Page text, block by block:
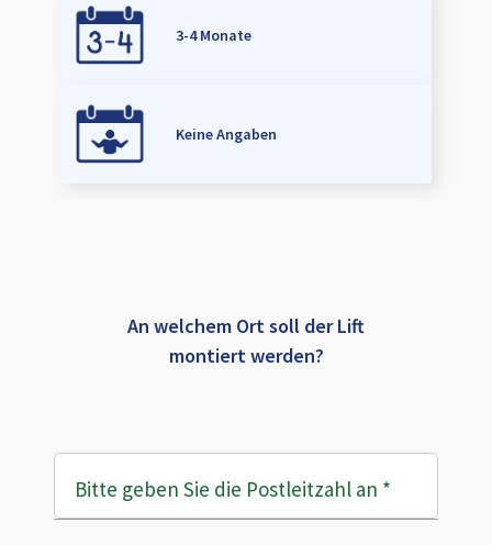
3-4 Monate
Keine Angaben
An welchem Ort soll der Lift
montiert werden?
Bitte geben Sie die Postleitzahl an *